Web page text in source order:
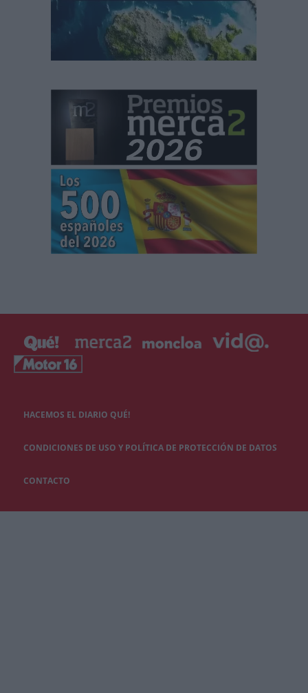
HACEMOS EL DIARIO QUÉ!
CONDICIONES DE USO Y POLÍTICA DE PROTECCIÓN DE DATOS
CONTACTO